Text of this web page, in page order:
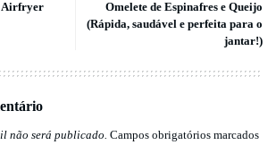
Airfryer
Omelete de Espinafres e Queijo
(Rápida, saudável e perfeita para o
jantar!)
não será publicado. Campos obrigatórios marcados